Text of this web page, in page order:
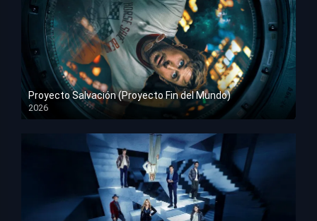
Proyecto Salvación (Proyecto Fin del Mundo)
2026
HD 1080p